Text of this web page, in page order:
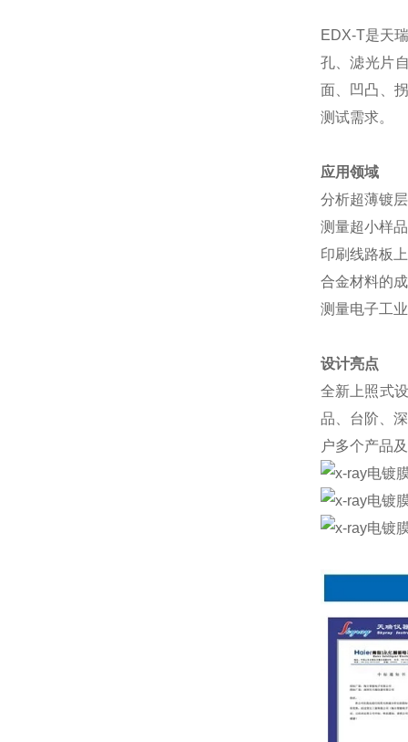
EDX-T是天
孔、滤光片
面、凹凸、
测试需求。
应用领域
分析超薄镀
测量超小样
印刷线路板
合金材料的
测量电子工
设计亮点
全新上照式
品、台阶、
户多个产品